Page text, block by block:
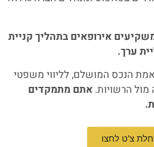
אירופאים בתהליך קניית
ערך.
הנכס המושלם, לליווי משפטי
מול הרשויות.אתם מתמקדים
צ'ט לחצו